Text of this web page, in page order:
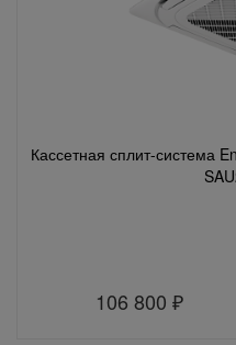
Кассетная сплит-система
106 800₽